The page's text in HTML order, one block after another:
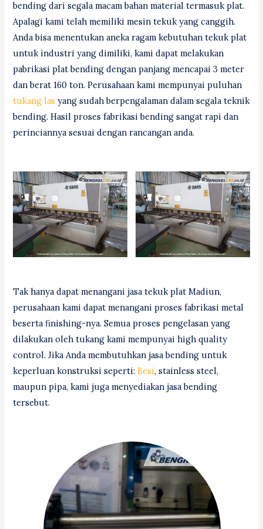
bending dari segala macam bahan material termasuk plat.
Apalagi kami telah memiliki mesin tekuk yang canggih.
Anda bisa menentukan aneka ragam kebutuhan tekuk plat
untuk industri yang dimiliki, kami dapat melakukan
pabrikasi plat bending dengan panjang mencapai 3 meter
dan berat 160 ton. Perusahaan kami mempunyai puluhan
tukang las yang sudah berpengalaman dalam segala teknik
bending. Hasil proses fabrikasi bending sangat rapi dan
perinciannya sesuai dengan rancangan anda.
Tak hanya dapat menangani jasa tekuk plat Madiun,
perusahaan kami dapat menangani proses fabrikasi metal
beserta finishing-nya. Semua proses pengelasan yang
dilakukan oleh tukang kami mempunyai high quality
control. Jika Anda membutuhkan jasa bending untuk
keperluan konstruksi seperti:Besi, stainless steel,
maupun pipa, kami juga menyediakan jasa bending
tersebut.